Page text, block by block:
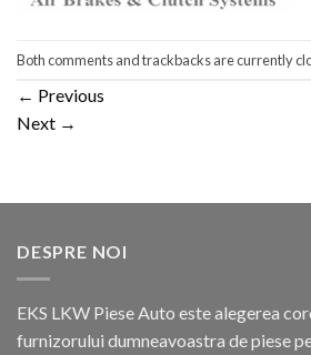
Both comments and trackbacks are currently
← Previous
Next →
DESPRE NOI
EKS LKW Piese Auto este alegerea
furnizorului dumneavoastra de piese